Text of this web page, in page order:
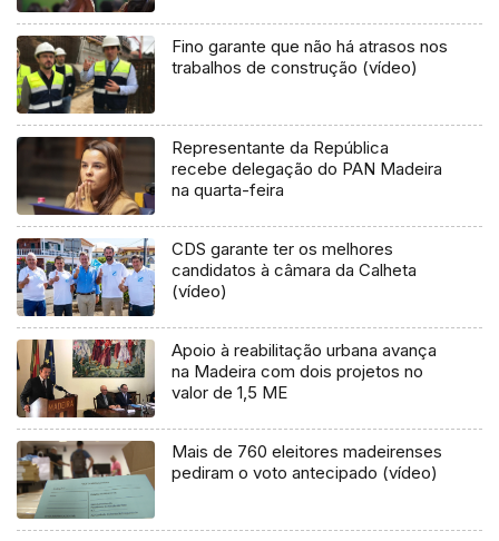
Fino garante que não há atrasos nos
trabalhos de construção (vídeo)
Representante da República
recebe delegação do PAN Madeira
na quarta-feira
CDS garante ter os melhores
candidatos à câmara da Calheta
(vídeo)
Apoio à reabilitação urbana avança
na Madeira com dois projetos no
valor de 1,5 ME
Mais de 760 eleitores madeirenses
pediram o voto antecipado (vídeo)